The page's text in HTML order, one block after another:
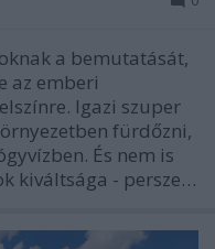
a bemutatását,
az emberi
Igazi szuper
fürdőzni,
És nem is
kiváltsága - persze…